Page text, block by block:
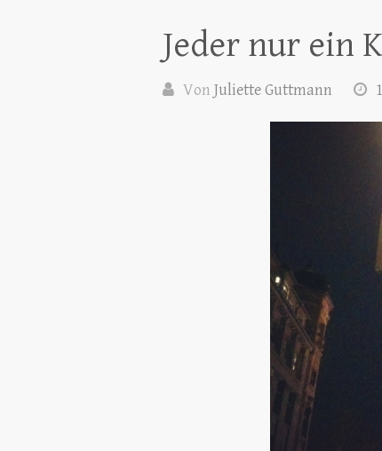
Jeder nur ein
Von Juliette Guttmann